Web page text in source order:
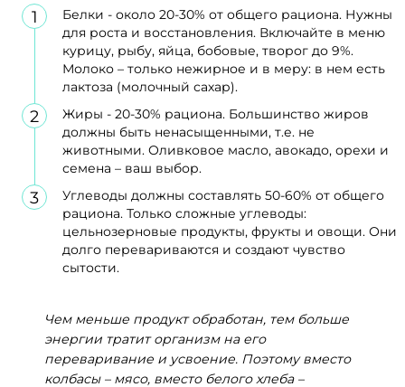
Белки - около 20-30% от общего рациона. Нужны
для роста и восстановления. Включайте в меню
курицу, рыбу, яйца, бобовые, творог до 9%.
Молоко – только нежирное и в меру: в нем есть
лактоза (молочный сахар).
Жиры - 20-30% рациона. Большинство жиров
должны быть ненасыщенными, т.е. не
животными. Оливковое масло, авокадо, орехи и
семена – ваш выбор.
Углеводы должны составлять 50-60% от общего
рациона. Только сложные углеводы:
цельнозерновые продукты, фрукты и овощи. Они
долго перевариваются и создают чувство
сытости.
Чем меньше продукт обработан, тем больше
энергии тратит организм на его
переваривание и усвоение. Поэтому вместо
колбасы – мясо, вместо белого хлеба –